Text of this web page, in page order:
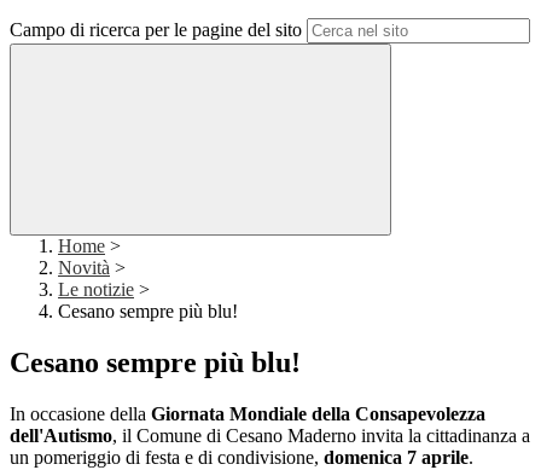
Campo di ricerca per le pagine del sito
Home >
Novità >
Le notizie >
Cesano sempre più blu!
Cesano sempre più blu!
In occasione della Giornata Mondiale della Consapevolezza
dell'Autismo, il Comune di Cesano Maderno invita la cittadinanza a
un pomeriggio di festa e di condivisione, domenica 7 aprile.